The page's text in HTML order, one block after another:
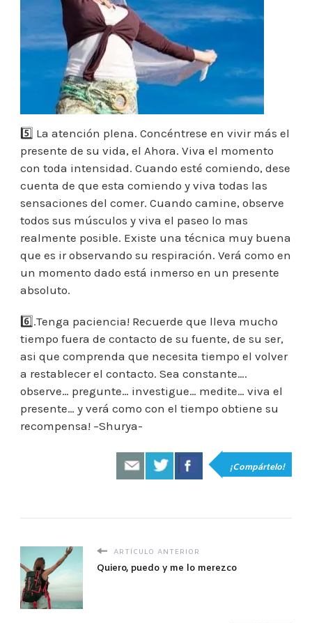
5️⃣ La atención plena. Concéntrese en vivir más el
presente de su vida, el Ahora. Viva el momento
con toda intensidad. Cuando esté comiendo, dese
cuenta de que esta comiendo y viva todas las
sensaciones del comer. Cuando camine, observe
todos sus músculos y viva el paseo lo mas
realmente posible. Existe una técnica muy buena
que es ir observando su respiración. Verá como en
un momento dado está inmerso en un presente
absoluto.
6️⃣.Tenga paciencia! Recuerde que lleva mucho
tiempo fuera de contacto de su fuente, de su ser,
asi que comprenda que necesita tiempo el volver
a restablecer el contacto. Sea constante….
observe… pregunte… investigue… medite… viva el
presente… y verá como con el tiempo obtiene su
recompensa! –Shurya-
¡Compártelo!
ARTÍCULO ANTERIOR
Quiero, puedo y me lo merezco